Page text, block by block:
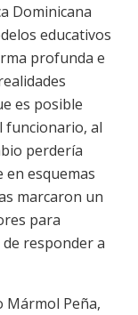
Dominicana
educativos
profunda e
es posible
funcionario, al
perdería
esquemas
marcaron un
para
responder a
Mármol Peña,